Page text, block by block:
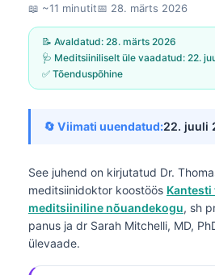
📖 ~11 minutit📅 28. märts 2026
📝 Avaldatud: 28. märts 2026
🩺 Meditsiiniliselt üle vaadatud: 22.
✅ Tõenduspõhine
🔄 Viimati uuendatud:22. juuli
See juhend on kirjutatud Dr.
meditsiinidoktor koostöös
meditsiiniline nõuandekogu, sh
panus ja dr Sarah Mitchelli, MD,
ülevaade.